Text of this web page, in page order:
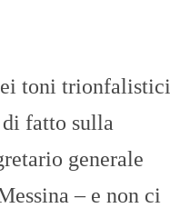
toni trionfalistici
fatto sulla
generale
– e non ci